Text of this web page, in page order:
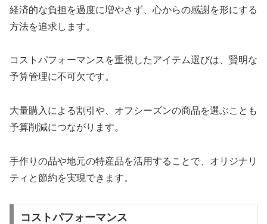
経済的な負担を過度に増やさず、心からの感謝を形にする
方法を追求します。
コストパフォーマンスを重視したアイテム選びは、賢明な
予算管理に不可欠です。
大量購入による割引や、オフシーズンの商品を選ぶことも
予算削減につながります。
手作りの品や地元の特産品を活用することで、オリジナリ
ティと節約を実現できます。
コストパフォーマンス